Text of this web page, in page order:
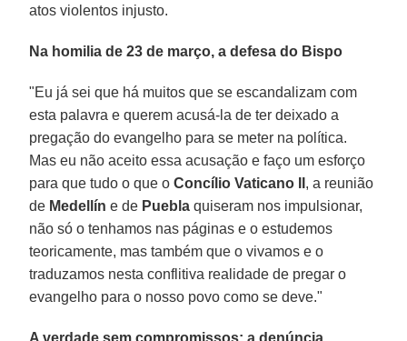
atos violentos injusto.
Na homilia de 23 de março, a defesa do Bispo
"Eu já sei que há muitos que se escandalizam com
esta palavra e querem acusá-la de ter deixado a
pregação do evangelho para se meter na política.
Mas eu não aceito essa acusação e faço um esforço
para que tudo o que oConcílio Vaticano II , a reunião
de Medellín e de Puebla quiseram nos impulsionar,
não só o tenhamos nas páginas e o estudemos
teoricamente, mas também que o vivamos e o
traduzamos nesta conflitiva realidade de pregar o
evangelho para o nosso povo como se deve."
A verdade sem compromissos: a denúncia